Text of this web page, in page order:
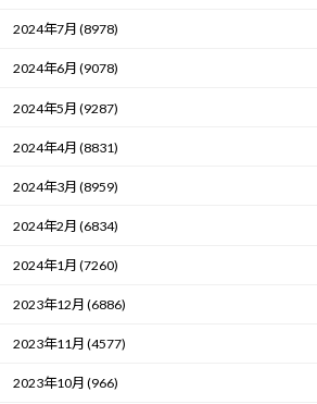
2024年7月 (8978)
2024年6月 (9078)
2024年5月 (9287)
2024年4月 (8831)
2024年3月 (8959)
2024年2月 (6834)
2024年1月 (7260)
2023年12月 (6886)
2023年11月 (4577)
2023年10月 (966)